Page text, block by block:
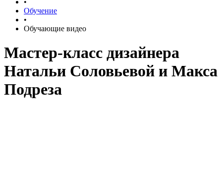
•
Обучение
•
Обучающие видео
Мастер-класс дизайнера
Натальи Соловьевой и Макса
Подреза